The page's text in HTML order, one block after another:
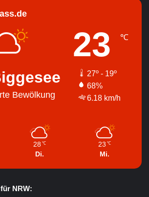
Bewölkung
23 ℃
27º - 19º
68%
6.18 km/h
28 ℃
Di.
23 ℃
Mi.
NRW: